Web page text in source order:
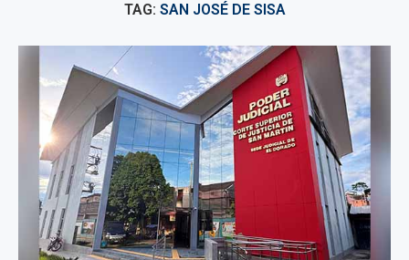
TAG: SAN JOSÉ DE SISA